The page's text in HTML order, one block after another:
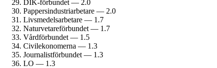
DIK-förbundet — 2.0
Pappersindustri­arbetare — 2.0
Livsmedels­arbetare — 1.7
Naturvetare­förbundet — 1.7
Vårdförbundet — 1.5
Civil­ekonomerna — 1.3
Journalist­förbundet — 1.3
LO — 1.3